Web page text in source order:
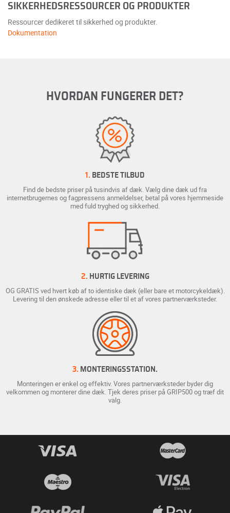
SIKKERHEDSRESSOURCER OG PRODUKTER
Ressourcer dedikeret til sikkerhed og produkter.
Dokumentation
HVORDAN FUNGERER DET?
1. BEDSTE TILBUD
Find de bedste priser på tusindvis af dæk. Vælg dine dæk ud fra
internetbrugernes og fagpressens anmeldelser, betal på vores hjemmeside
med fuld tryghed og sikkerhed.
2. HURTIG LEVERING
OG GRATIS ved hvert køb af to identiske dæk (eller bare et motorcykeldæk).
Levering til den ønskede adresse eller til et af vores partnerværksteder.
3. MONTERINGSSTATION.
Monteringen er enkel og effektiv. Vores partnerværksteder byder dig
velkommen og monterer dine dæk. Tjek deres priser på GRIP500 og træf dit
valg.